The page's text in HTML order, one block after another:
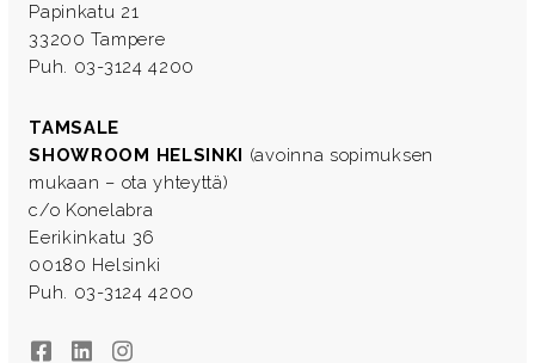
Papinkatu 21
33200 Tampere
Puh. 03-3124 4200
TAMSALE
SHOWROOM HELSINKI (avoinna sopimuksen
mukaan – ota yhteyttä)
c/o Konelabra
Eerikinkatu 36
00180 Helsinki
Puh. 03-3124 4200
FacebookLinkedInInstagram